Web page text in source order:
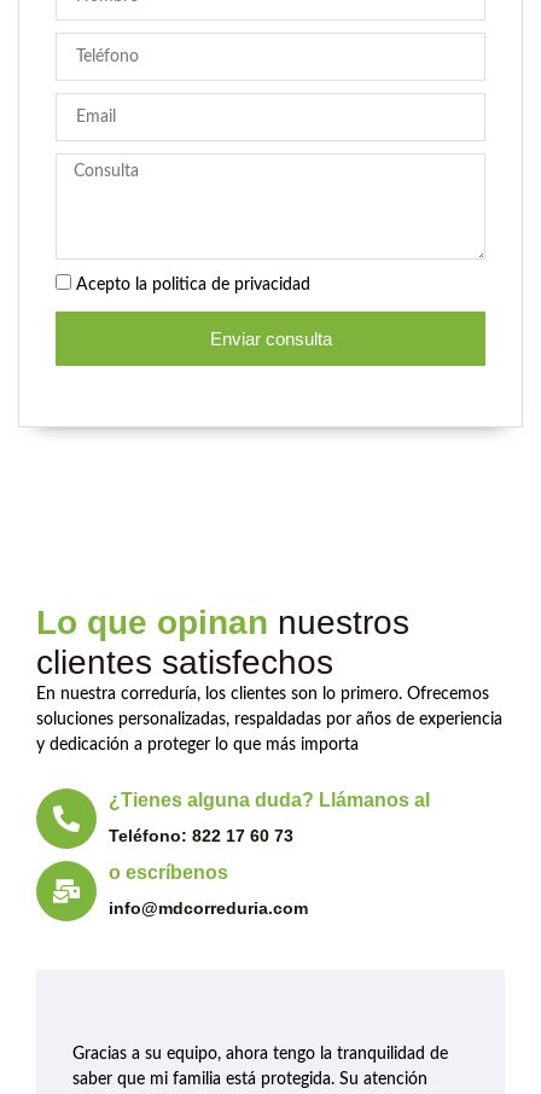
Acepto la politica de privacidad
Enviar consulta
Lo que opinan nuestros
clientes satisfechos
En nuestra correduría, los clientes son lo primero. Ofrecemos
soluciones personalizadas, respaldadas por años de experiencia
y dedicación a proteger lo que más importa
¿Tienes alguna duda? Llámanos al
Teléfono: 822 17 60 73
o escríbenos
info@mdcorreduria.com
Gracias a su equipo, ahora tengo la tranquilidad de
saber que mi familia está protegida. Su atención